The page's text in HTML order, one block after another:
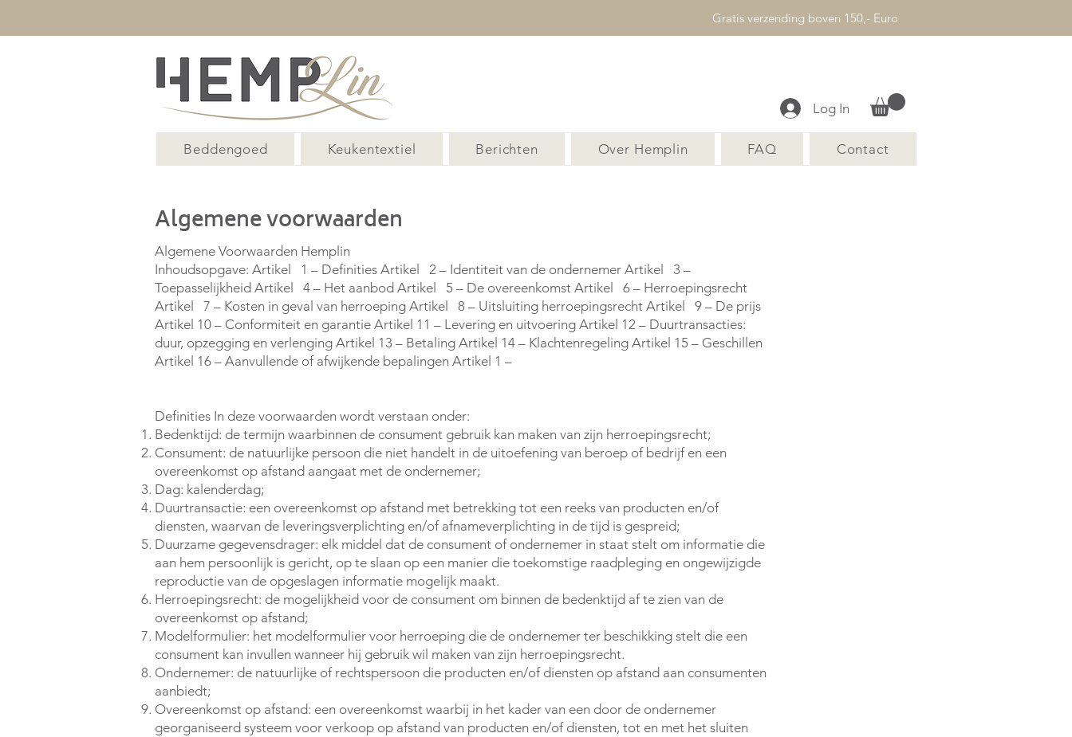
Gratis verzending boven 150,- Euro
Log In
Beddengoed Keukentextiel Berichten Over Hemplin FAQ Contact
Algemene voorwaarden
Algemene Voorwaarden Hemplin
Inhoudsopgave: Artikel 1 – Definities Artikel 2 – Identiteit van de ondernemer Artikel 3 –
Toepasselijkheid Artikel 4 – Het aanbod Artikel 5 – De overeenkomst Artikel 6 – Herroepingsrecht
Artikel 7 – Kosten in geval van herroeping Artikel 8 – Uitsluiting herroepingsrecht Artikel 9 – De prijs
Artikel 10 – Conformiteit en garantie Artikel 11 – Levering en uitvoering Artikel 12 – Duurtransacties:
duur, opzegging en verlenging Artikel 13 – Betaling Artikel 14 – Klachtenregeling Artikel 15 – Geschillen
Artikel 16 – Aanvullende of afwijkende bepalingen Artikel 1 –
Definities In deze voorwaarden wordt verstaan onder:
Bedenktijd: de termijn waarbinnen de consument gebruik kan maken van zijn herroepingsrecht;
Consument: de natuurlijke persoon die niet handelt in de uitoefening van beroep of bedrijf en een
overeenkomst op afstand aangaat met de ondernemer;
Dag: kalenderdag;
Duurtransactie: een overeenkomst op afstand met betrekking tot een reeks van producten en/of
diensten, waarvan de leveringsverplichting en/of afnameverplichting in de tijd is gespreid;
Duurzame gegevensdrager: elk middel dat de consument of ondernemer in staat stelt om informatie die
aan hem persoonlijk is gericht, op te slaan op een manier die toekomstige raadpleging en ongewijzigde
reproductie van de opgeslagen informatie mogelijk maakt.
Herroepingsrecht: de mogelijkheid voor de consument om binnen de bedenktijd af te zien van de
overeenkomst op afstand;
Modelformulier: het modelformulier voor herroeping die de ondernemer ter beschikking stelt die een
consument kan invullen wanneer hij gebruik wil maken van zijn herroepingsrecht.
Ondernemer: de natuurlijke of rechtspersoon die producten en/of diensten op afstand aan consumenten
aanbiedt;
Overeenkomst op afstand: een overeenkomst waarbij in het kader van een door de ondernemer
georganiseerd systeem voor verkoop op afstand van producten en/of diensten, tot en met het sluiten